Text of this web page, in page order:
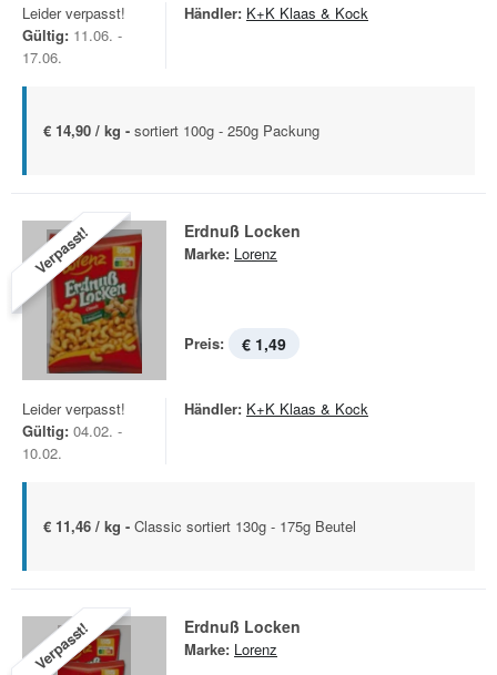
Leider verpasst!
Gültig: 11.06. -
17.06.
Händler: K+K Klaas & Kock
€ 14,90 / kg - sortiert 100g - 250g Packung
Verpasst! Erdnuß Locken
Marke: Lorenz
Preis: € 1,49
Leider verpasst!
Gültig: 04.02. -
10.02.
Händler: K+K Klaas & Kock
€ 11,46 / kg - Classic sortiert 130g - 175g Beutel
Verpasst! Erdnuß Locken
Marke: Lorenz